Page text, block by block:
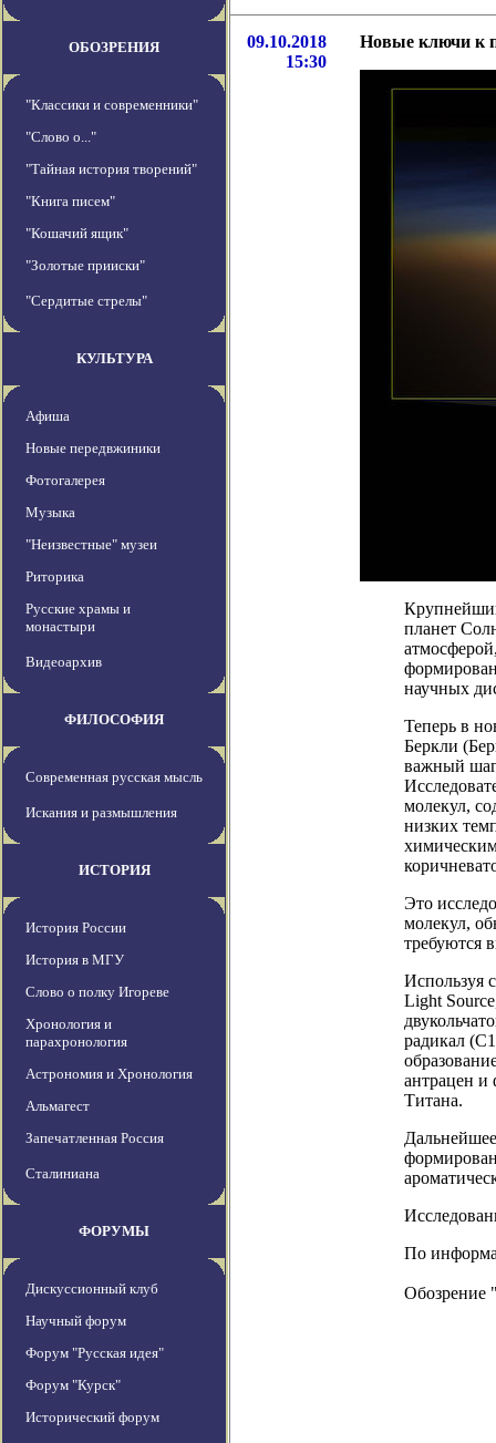
ОБОЗРЕНИЯ
"Классики и современники"
"Слово о..."
"Тайная история творений"
"Книга писем"
"Кошачий ящик"
"Золотые прииски"
"Сердитые стрелы"
КУЛЬТУРА
Афиша
Новые передвжиники
Фотогалерея
Музыка
"Неизвестные" музеи
Риторика
Русские храмы и
монастыри
Видеоархив
ФИЛОСОФИЯ
Современная русская мысль
Искания и размышления
ИСТОРИЯ
История России
История в МГУ
Слово о полку Игореве
Хронология и
парахронология
Астрономия и Хронология
Альмагест
Запечатленная Россия
Сталиниана
ФОРУМЫ
Дискуссионный клуб
Научный форум
Форум "Русская идея"
Форум "Курск"
Исторический форум
09.10.2018
15:30
Новые ключи к
планет
научных
Теперь в
Беркли
важный
молекул,
низких
Это
молекул,
требуются
Используя
Light
радикал
антрацен и
Титана.
По
Обозрение